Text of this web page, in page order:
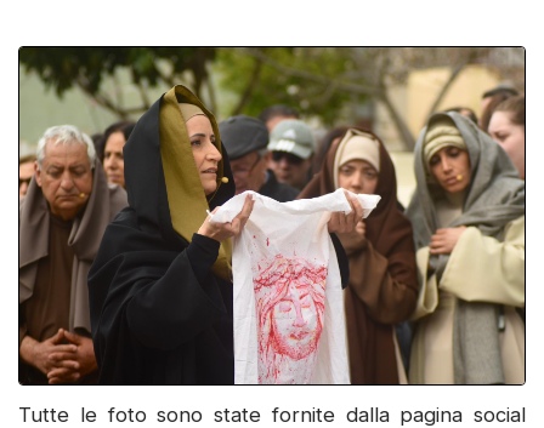
Tutte le foto sono state fornite dalla pagina social